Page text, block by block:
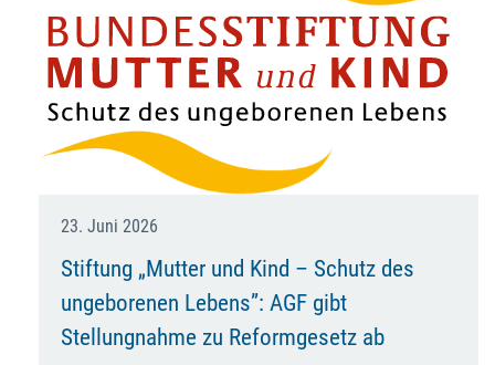
23. Juni 2026
Stiftung „Mutter und Kind – Schutz des
ungeborenen Lebens”: AGF gibt
Stellungnahme zu Reformgesetz ab